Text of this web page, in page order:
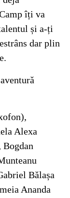
îți va
și a-ți
dar plin
Alexa
Bogdan
Bălașa
Ananda